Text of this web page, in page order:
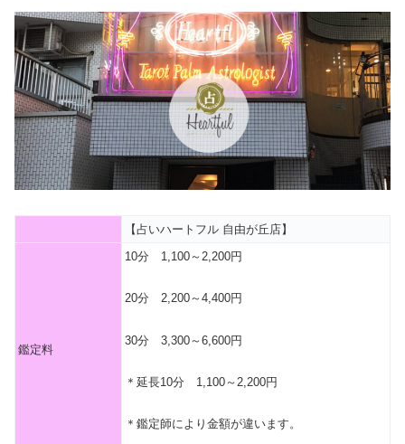
【占いハートフル 自由が丘店】
鑑定料
10分 1,100～2,200円
20分 2,200～4,400円
30分 3,300～6,600円
＊延長10分 1,100～2,200円
＊鑑定師により金額が違います。